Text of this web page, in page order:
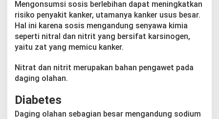
Mengonsumsi sosis berlebihan dapat meningkatkan
risiko penyakit kanker, utamanya kanker usus besar.
Hal ini karena sosis mengandung senyawa kimia
seperti nitral dan nitrit yang bersifat karsinogen,
yaitu zat yang memicu kanker.
Nitrat dan nitrit merupakan bahan pengawet pada
daging olahan.
Diabetes
Daging olahan sebagian besar mengandung sodium